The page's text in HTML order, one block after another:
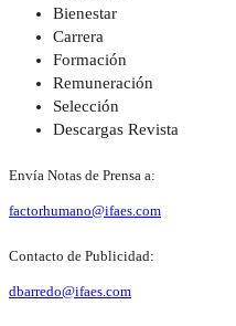
Bienestar
Carrera
Formación
Remuneración
Selección
Descargas Revista
Envía Notas de Prensa a:
factorhumano@ifaes.com
Contacto de Publicidad:
dbarredo@ifaes.com